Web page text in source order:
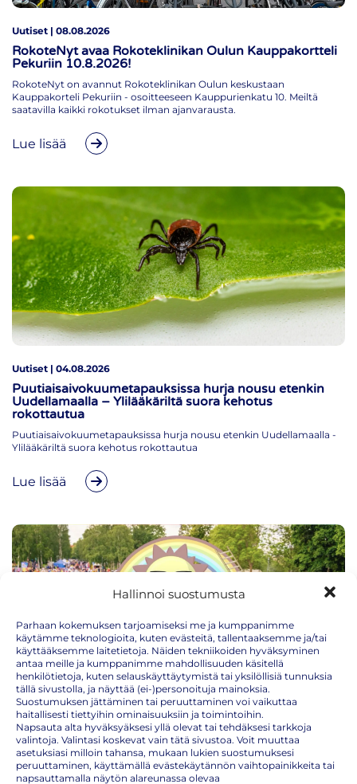
Hallinnoi suostumusta
Parhaan kokemuksen tarjoamiseksi me ja kumppanimme
käytämme teknologioita, kuten evästeitä, tallentaaksemme ja/tai
käyttääksemme laitetietoja. Näiden tekniikoiden hyväksyminen
antaa meille ja kumppanimme mahdollisuuden käsitellä
henkilötietoja, kuten selauskäyttäytymistä tai yksilöllisiä tunnuksia
tällä sivustolla, ja näyttää (ei-)personoituja mainoksia.
Suostumuksen jättäminen tai peruuttaminen voi vaikuttaa
haitallisesti tiettyihin ominaisuuksiin ja toimintoihin.
Napsauta alta hyväksyäksesi yllä olevat tai tehdäksesi tarkkoja
valintoja. Valintasi koskevat vain tätä sivustoa. Voit muuttaa
asetuksiasi milloin tahansa, mukaan lukien suostumuksesi
peruuttaminen, käyttämällä evästekäytännön vaihtopainikkeita tai
napsauttamalla näytön alareunassa olevaa
Uutiset | 08.08.2026
RokoteNyt avaa Rokoteklinikan Oulun Kauppakortteli
Pekuriin 10.8.2026!
RokoteNyt on avannut Rokoteklinikan Oulun keskustaan
Kauppakorteli Pekuriin - osoitteeseen Kauppurienkatu 10. Meiltä
saatavilla kaikki rokotukset ilman ajanvarausta.
Lue lisää
Uutiset | 04.08.2026
Puutiaisaivokuumetapauksissa hurja nousu etenkin
Uudellamaalla – Ylilääkäriltä suora kehotus
rokottautua
Puutiaisaivokuumetapauksissa hurja nousu etenkin Uudellamaalla -
Ylilääkäriltä suora kehotus rokottautua
Lue lisää
Uutiset | 10.06.2026
RokoteNyt mukana Huvimaa Festissä Turun
Kupittaanpuistossa 13.–14.6.2026
RokoteNyt mukana Huvimaa Festissä Turun Kupittaanpuistossa 13.–
14.6.2026. Tervetuloa päivittämään rokotukset ajantasalle kesää